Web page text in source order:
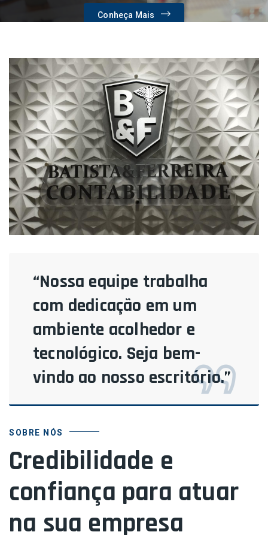
Conheça Mais
“Nossa equipe trabalha
com dedicação em um
ambiente acolhedor e
tecnológico. Seja bem-
vindo ao nosso escritório.”
SOBRE NÓS
Credibilidade e
confiança para atuar
na sua empresa